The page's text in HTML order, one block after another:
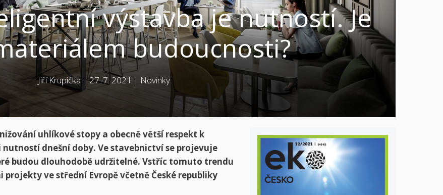
výstavba je nutností. Je
budoucnosti?
Jiří Krupička |27. 7. 2021 | Novinky
uhlíkové stopy a obecně větší respekt k
dnešní doby. Ve stavebnictví se projevuje
budou dlouhodobě udržitelné. Vstříc tomuto trendu
projekty ve střední Evropě včetně České republiky